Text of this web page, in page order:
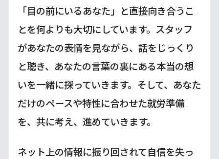
「目の前にいるあなた」と直接向き合うこ
とを何よりも大切にしています。スタッフ
があなたの表情を見ながら、話をじっくり
と聴き、あなたの言葉の裏にある本当の想
いを一緒に探っていきます。そして、あなた
だけのペースや特性に合わせた就労準備
を、共に考え、進めていきます。
ネット上の情報に振り回されて自信を失っ